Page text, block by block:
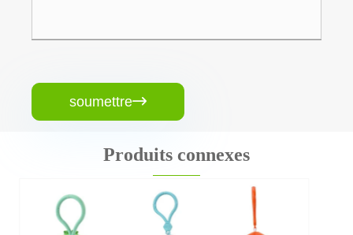
soumettre
Produits connexes
Mini-machine à griffes jouet en peluche